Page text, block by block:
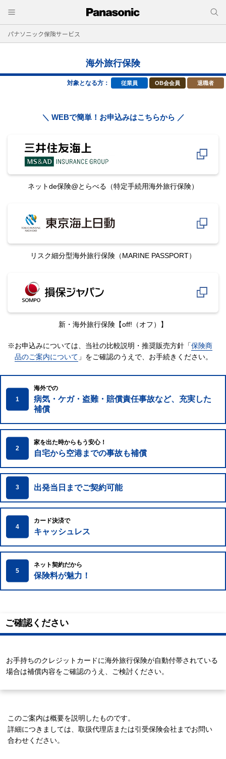
パナソニック保険サービス
海外旅行保険
対象となる方： 従業員 OB会会員 退職者
＼ WEBで簡単！お申込みはこちらから ／
ネットde保険@とらべる （特定手続用海外旅行保険）
リスク細分型海外旅行保険 （MARINE PASSPORT）
新・海外旅行保険 【off!（オフ）】
※お申込みについては、当社の比較説明・推奨販売方針「保険商
品のご案内について 」をご確認のうえで、 お手続きください。
1
海外での
病気・ケガ・盗難・賠償責任事故など、充実した
補償
2
家を出た時からもう安心！
自宅から空港までの事故も補償
3 出発当日までご契約可能
4
カード決済で
キャッシュレス
5
ネット契約だから
保険料が魅力！
ご確認ください
お手持ちのクレジットカードに海外旅行保険が自動付帯されている
場合は補償内容をご確認のうえ、ご検討ください。
このご案内は概要を説明したものです。
詳細につきましては、取扱代理店または引受保険会社までお問い
合わせください。